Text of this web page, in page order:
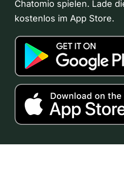
Chatomio spielen. Lade
kostenlos im App Store.